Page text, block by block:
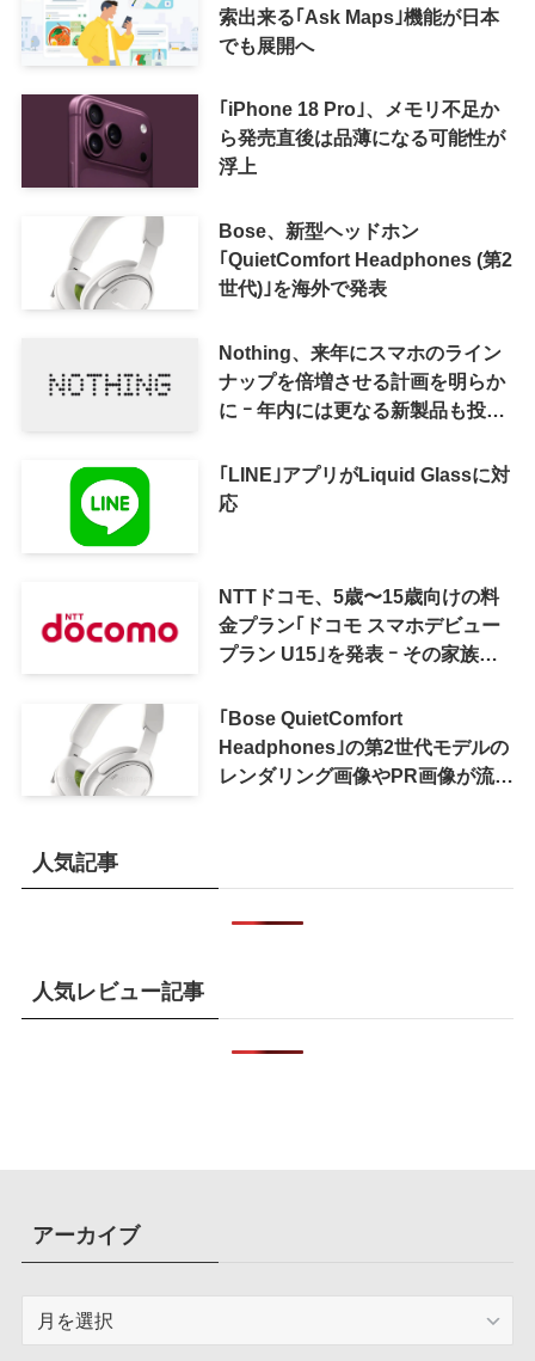
索出来る｢Ask Maps｣機能が日本
でも展開へ
｢iPhone 18 Pro｣、メモリ不足か
ら発売直後は品薄になる可能性が
浮上
Bose、新型ヘッドホン
｢QuietComfort Headphones (第2
世代)｣を海外で発表
Nothing、来年にスマホのライン
ナップを倍増させる計画を明らか
に ｰ 年内には更なる新製品も投入
｢LINE｣アプリがLiquid Glassに対
応
NTTドコモ、5歳〜15歳向けの料
金プラン｢ドコモ スマホデビュー
プラン U15｣を発表 ｰ その家族が
｢Bose QuietComfort
Headphones｣の第2世代モデルの
レンダリング画像やPR画像が流出
人気記事
人気レビュー記事
アーカイブ